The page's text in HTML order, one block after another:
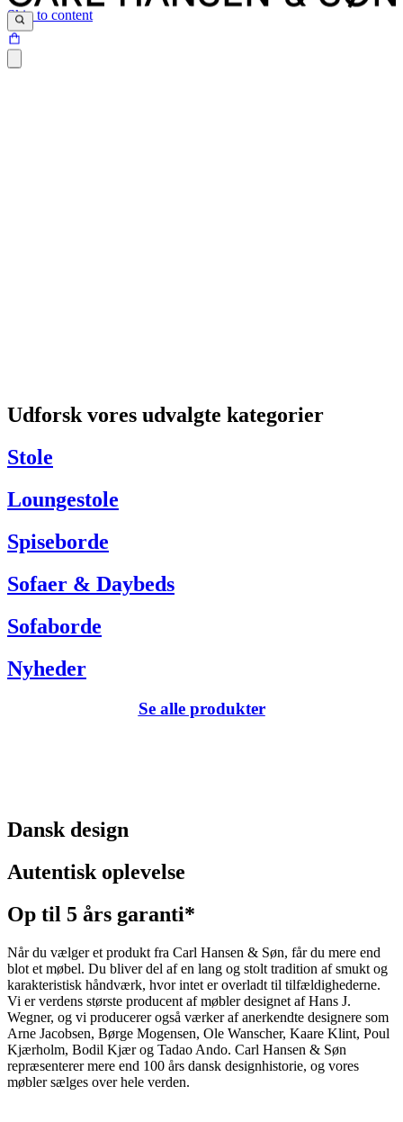
Skip to content
Har du brug for hjælp så kontakt venligst kundeservice via:
Tel +45 63 13 26 72
Udforsk vores udvalgte kategorier
Stole
Loungestole
Spiseborde
Sofaer & Daybeds
Sofaborde
Nyheder
Se alle produkter
Dansk design
Autentisk oplevelse
Op til 5 års garanti*
Når du vælger et produkt fra Carl Hansen & Søn, får du mere end
blot et møbel. Du bliver del af en lang og stolt tradition af smukt og
karakteristisk håndværk, hvor intet er overladt til tilfældighederne.
Vi er verdens største producent af møbler designet af Hans J.
Wegner, og vi producerer også værker af anerkendte designere som
Arne Jacobsen, Børge Mogensen, Ole Wanscher, Kaare Klint, Poul
Kjærholm, Bodil Kjær og Tadao Ando. Carl Hansen & Søn
repræsenterer mere end 100 års dansk designhistorie, og vores
møbler sælges over hele verden.